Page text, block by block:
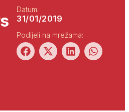
Datum:
31/01/2019
Podijeli na mrežama: